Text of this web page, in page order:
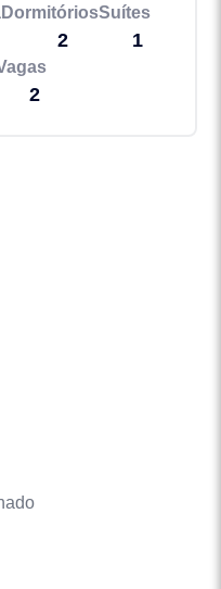
Dormitórios
2
Suítes
1
2